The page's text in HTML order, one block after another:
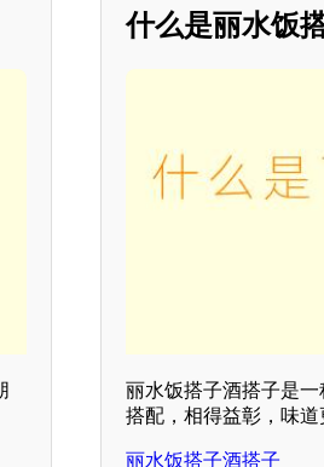
什么是丽水饭
丽水饭搭子酒搭子是
搭配，相得益彰，味道
丽水饭搭子酒搭子